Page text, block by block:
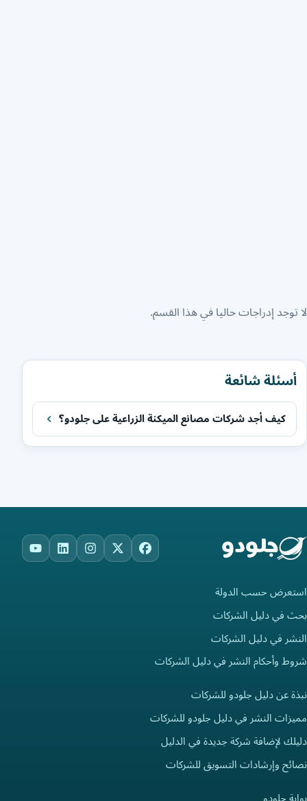
لا توجد إدراجات حاليا في هذا القسم.
أسئلة شائعة
كيف أجد شركات مصانع الميكنة الزراعية على جلودو؟
Facebook
X
Instagram
LinkedIn
استعرض حسب الدولة
بحث في دليل الشركات
النشر في دليل الشركات
شروط وأحكام النشر في دليل الشركات
نبذة عن دليل جلودو للشركات
مميزات النشر في دليل جلودو للشركات
دليلك لإضافة شركة جديدة في الدليل
نصائح وإرشادات التسويق للشركات